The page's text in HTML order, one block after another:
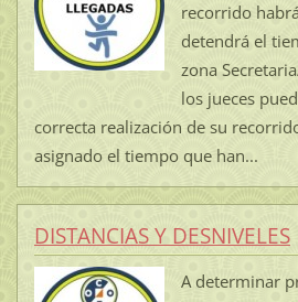
recorrido
detendrá el
zona
los jueces
correcta realización de su
asignado el tiempo que han...
DISTANCIAS Y DESNIVELES
A determinar